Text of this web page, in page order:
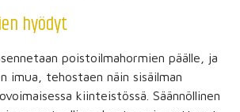
hyödyt
poistoilmahormien päälle, ja
imua, tehostaen näin sisäilman
kiinteistössä. Säännöllinen